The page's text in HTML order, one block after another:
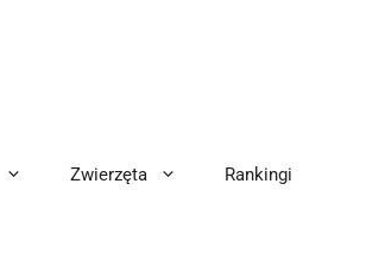
Zwierzęta Rankingi